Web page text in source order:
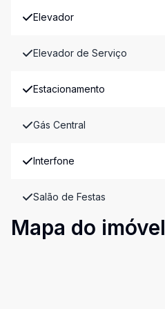
Elevador
Elevador de Serviço
Estacionamento
Gás Central
Interfone
Salão de Festas
Mapa do imóvel